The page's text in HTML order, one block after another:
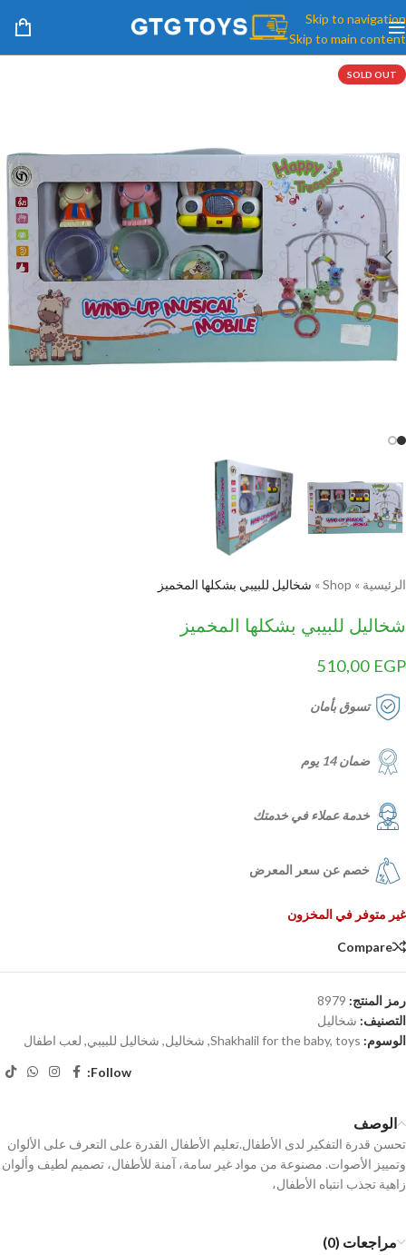
Skip to navigation
Skip to main content
SOLD OUT
الرئيسية »
Shop
» شخاليل للبيبي بشكلها المخميز
شخاليل للبيبي بشكلها المخميز
510,00 EGP
تسوق بأمان
ضمان 14 يوم
خدمة عملاء في خدمتك
خصم عن سعر المعرض
غير متوفر في المخزون
Compare
رمز المنتج: 8979
التصنيف: شخاليل
الوسوم:
Shakhalil for the baby, toys
, شخاليل, شخاليل للبيبي, لعب اطفال
Follow:
الوصف
تحسن قدرة التفكير لدى الأطفال.تعليم الأطفال القدرة على التعرف على الألوان
وتمييز الأصوات. مصنوعة من مواد غير سامة، آمنة للأطفال، تصميم لطيف وألوان
زاهية تجذب انتباه الأطفال،
مراجعات (0)